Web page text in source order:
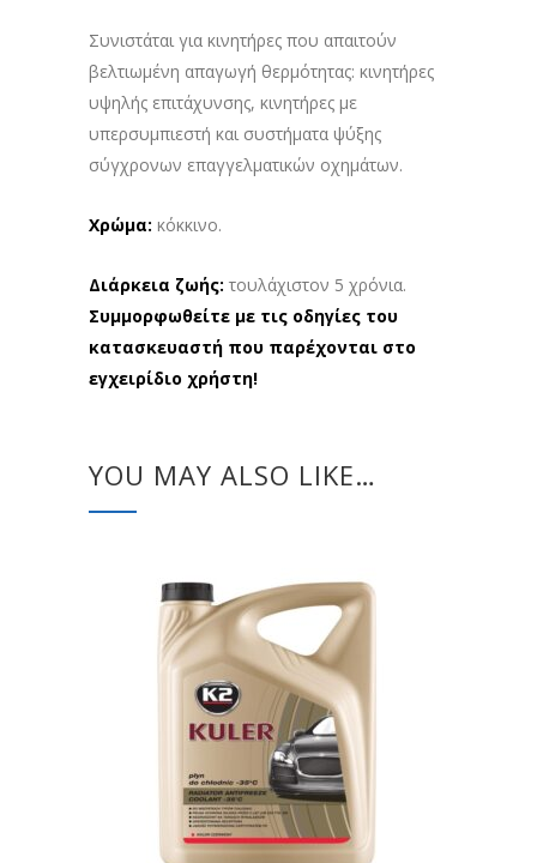
Συνιστάται για κινητήρες που απαιτούν
βελτιωμένη απαγωγή θερμότητας: κινητήρες
υψηλής επιτάχυνσης, κινητήρες με
υπερσυμπιεστή και συστήματα ψύξης
σύγχρονων επαγγελματικών οχημάτων.
Χρώμα: κόκκινο.
Διάρκεια ζωής: τουλάχιστον 5 χρόνια.
Συμμορφωθείτε με τις οδηγίες του
κατασκευαστή που παρέχονται στο
εγχειρίδιο χρήστη!
YOU MAY ALSO LIKE…